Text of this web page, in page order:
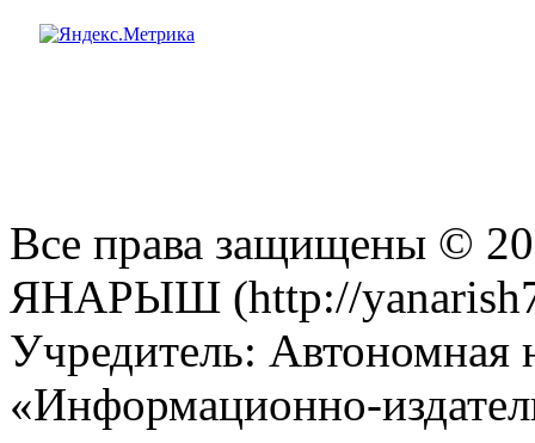
Все права защищены ©
ЯНАРЫШ (http://
Учредитель: Автономная
«Информационно-